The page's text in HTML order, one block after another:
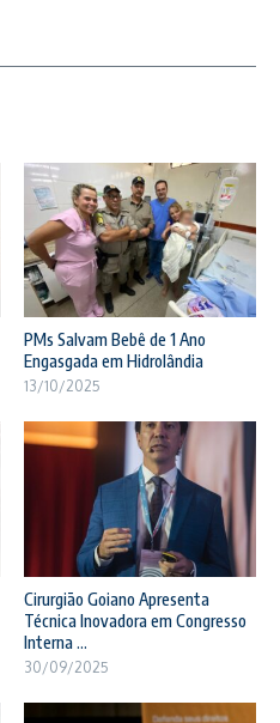
PMs Salvam Bebê de 1 Ano
Engasgada em Hidrolândia
13/10/2025
Cirurgião Goiano Apresenta
Técnica Inovadora em Congresso
Interna ...
30/09/2025